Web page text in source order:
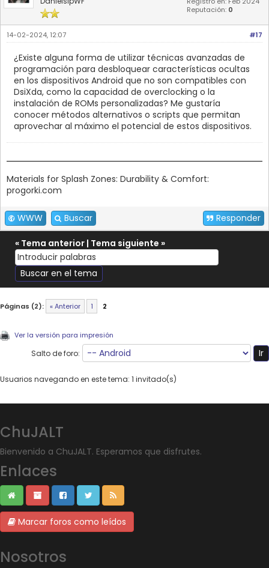
Reputación: 0
#17
14-02-2024, 12:07
¿Existe alguna forma de utilizar técnicas avanzadas de
programación para desbloquear características ocultas
en los dispositivos Android que no son compatibles con
DsiXda, como la capacidad de overclocking o la
instalación de ROMs personalizadas? Me gustaría
conocer métodos alternativos o scripts que permitan
aprovechar al máximo el potencial de estos dispositivos.
Materials for Splash Zones: Durability & Comfort:
progorki.com
WWW Buscar Responder
« Tema anterior | Tema siguiente »
Páginas (2): « Anterior 1 2
Ver la versión para impresión
Salto de foro:
Usuarios navegando en este tema: 1 invitado(s)
ChuJALT
Bienvenido a ChuJALT. Esperamos que disfrutes.
Enlaces
Marcar foros como leídos
Nosotros